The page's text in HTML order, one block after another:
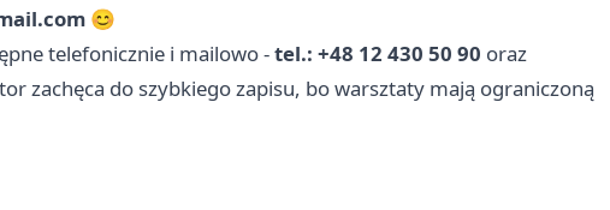
😊
telefonicznie i mailowo -tel.: +48 12 430 50 90 oraz
zachęca do szybkiego zapisu, bo warsztaty mają ograniczoną